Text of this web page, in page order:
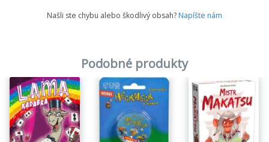
korytnačka na políčku, kde už nejaká stojí, nepostavíte ju vedľa
Obsah hry:
52 hracích kariet
5 kartičiek hráčov
5 drevených korytnačiek
hrací plán
pravidlá
Našli ste chybu alebo škodlivý obsah? Napíšte nám
Podobné produkty